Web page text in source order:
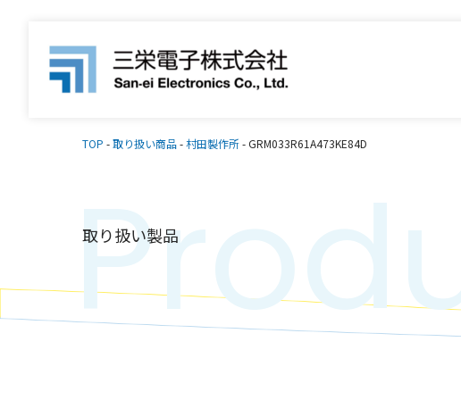
TOP -取り扱い商品-村田製作所-GRM033R61A473KE84D
取り扱い製品